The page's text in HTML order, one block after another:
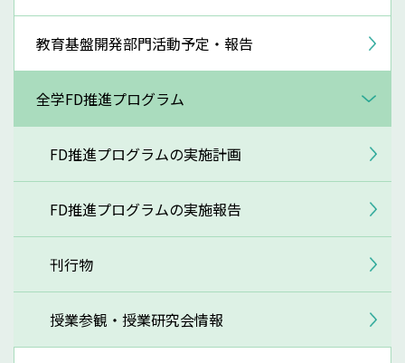
教育基盤開発部門活動予定・報告
全学FD推進プログラム
FD推進プログラムの実施計画
FD推進プログラムの実施報告
刊行物
授業参観・授業研究会情報